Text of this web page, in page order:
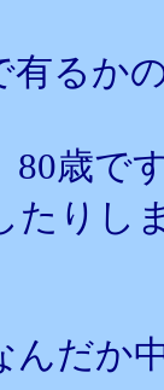
有るか
歳で
たりし
んだか